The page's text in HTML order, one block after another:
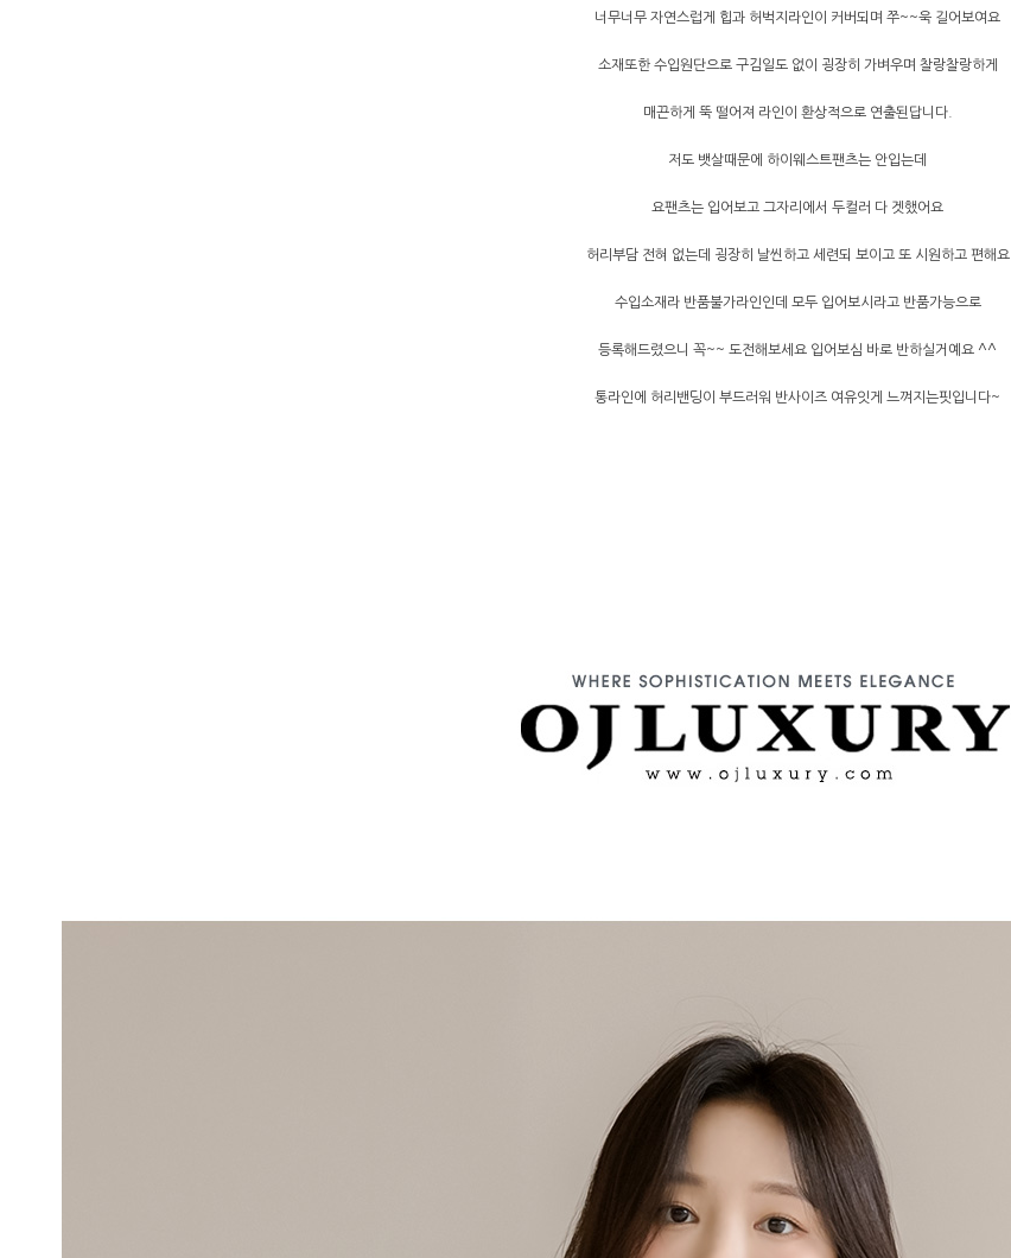
너무너무 자연스럽게 힙과 허벅지라인이 커버되며 쭈~~욱 길어보여요
소재또한 수입원단으로 구김일도 없이 굉장히 가벼우며 찰랑찰랑하게
매끈하게 뚝 떨어져 라인이 환상적으로 연출된답니다.
저도 뱃살때문에 하이웨스트팬츠는 안입는데
요팬츠는 입어보고 그자리에서 두컬러 다 겟했어요
허리부담 전혀 없는데 굉장히 날씬하고 세련되 보이고 또 시원하고 편해요
수입소재라 반품불가라인인데 모두 입어보시라고 반품가능으로
등록해드렸으니 꼭~~ 도전해보세요 입어보심 바로 반하실거예요 ^^
통라인에 허리밴딩이 부드러워 반사이즈 여유잇게 느껴지는핏입니다~